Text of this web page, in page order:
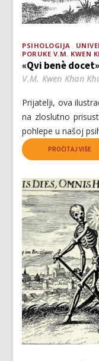
PSIHOLOGIJA
PORUKE V.M. KWEN
«Qvi benè
V.M. Kwen Khan
Prijatelji, ova
na zloslutno
pohlepe u našoj
PROČITAJ VIŠE